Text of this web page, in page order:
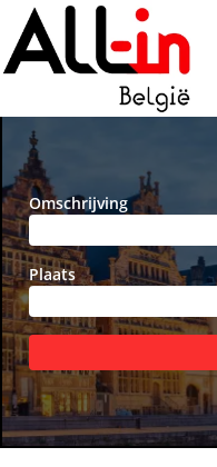
Omschrijving
Plaats